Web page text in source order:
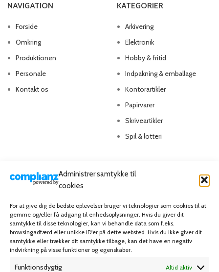
Administrer samtykke til
cookies
For at give dig de bedste oplevelser bruger vi teknologier som cookies til at
gemme og/eller få adgang til enhedsoplysninger. Hvis du giver dit
samtykke til disse teknologier, kan vi behandle data som f.eks.
browsingadfærd eller unikke ID'er på dette websted. Hvis du ikke giver dit
samtykke eller trækker dit samtykke tilbage, kan det have en negativ
indvirkning på visse funktioner og egenskaber.
Funktionsdygtig Altid aktiv
NAVIGATION
Forside
Omkring
Produktionen
Personale
Kontakt os
KATEGORIER
Arkivering
Elektronik
Hobby & fritid
Indpakning & emballage
Kontorartikler
Papirvarer
Skriveartikler
Spil & lotteri
Kontoinformationer
Adresser
Favoritliste
Bliv kunde
Cookie Politik (EU)